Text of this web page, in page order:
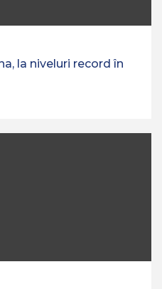
la niveluri record în